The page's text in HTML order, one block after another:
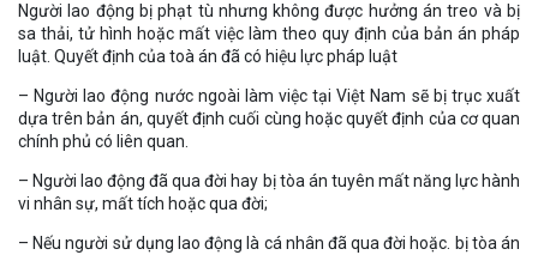
Người lao động bị phạt tù nhưng không được hưởng án treo và bị
sa thải, tử hình hoặc mất việc làm theo quy định của bản án pháp
luật. Quyết định của toà án đã có hiệu lực pháp luật
– Người lao động nước ngoài làm việc tại Việt Nam sẽ bị trục xuất
dựa trên bản án, quyết định cuối cùng hoặc quyết định của cơ quan
chính phủ có liên quan.
– Người lao động đã qua đời hay bị tòa án tuyên mất năng lực hành
vi nhân sự, mất tích hoặc qua đời;
– Nếu người sử dụng lao động là cá nhân đã qua đời hoặc. bị tòa án